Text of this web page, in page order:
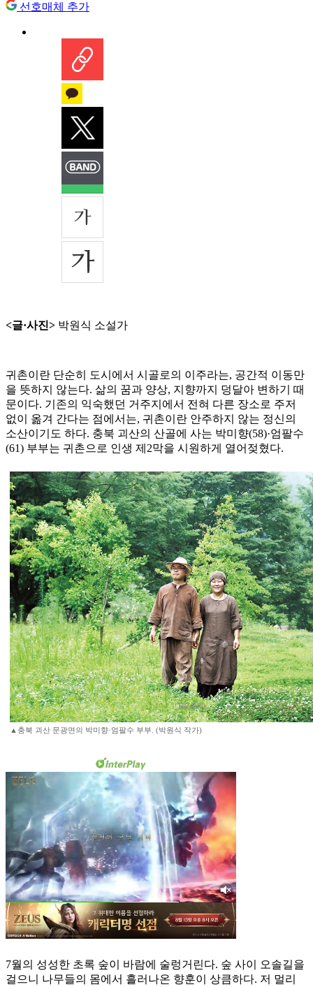
선호매체 추가
<글·사진> 박원식 소설가
귀촌이란 단순히 도시에서 시골로의 이주라는, 공간적 이동만
을 뜻하지 않는다. 삶의 꿈과 양상, 지향까지 덩달아 변하기 때
문이다. 기존의 익숙했던 거주지에서 전혀 다른 장소로 주저
없이 옮겨 간다는 점에서는, 귀촌이란 안주하지 않는 정신의
소산이기도 하다. 충북 괴산의 산골에 사는 박미향(58)·엄팔수
(61) 부부는 귀촌으로 인생 제2막을 시원하게 열어젖혔다.
▲충북 괴산 문광면의 박미향·엄팔수 부부. (박원식 작가)
7월의 성성한 초록 숲이 바람에 술렁거린다. 숲 사이 오솔길을
걸으니 나무들의 몸에서 흘러나온 향훈이 상큼하다. 저 멀리